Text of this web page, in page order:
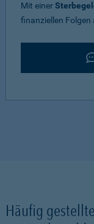
Mit einer
finanziellen Folgen
Häufig